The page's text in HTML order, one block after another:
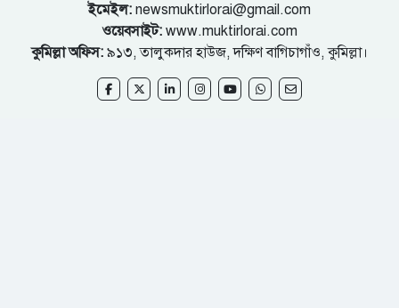
ইমেইল: newsmuktirlorai@gmail.com
ওয়েবসাইট: www.muktirlorai.com
কুমিল্লা অফিস: ৯১৩, তালুকদার হাউজ, দক্ষিণ বাগিচাগাঁও, কুমিল্লা।